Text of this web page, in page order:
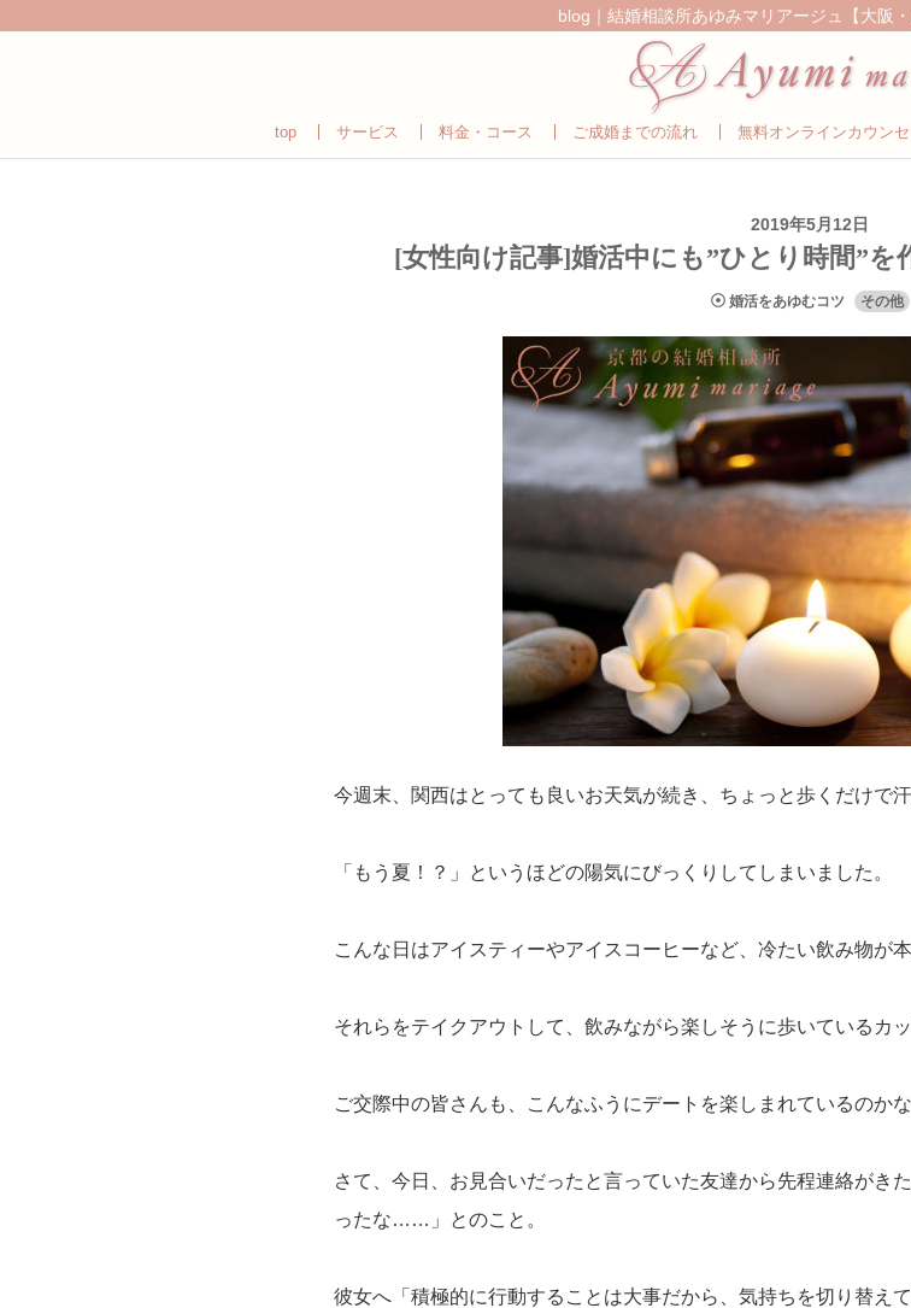
blog｜結婚相談所あゆみマリアージュ【大阪・
top サービス 料金・コース ご成婚までの流れ 無料オンラインカウン
2019年5月12日
[女性向け記事]婚活中にも”ひとり時間”
婚活をあゆむコツ その他
今週末、関西はとっても良いお天気が続き、ちょっと歩くだけで
「もう夏！？」というほどの陽気にびっくりしてしまいました。
こんな日はアイスティーやアイスコーヒーなど、冷たい飲み物が
それらをテイクアウトして、飲みながら楽しそうに歩いているカ
ご交際中の皆さんも、こんなふうにデートを楽しまれているのか
さて、今日、お見合いだったと言っていた友達から先程連絡がき
ったな……」とのこと。
彼女へ「積極的に行動することは大事だから、気持ちを切り替え